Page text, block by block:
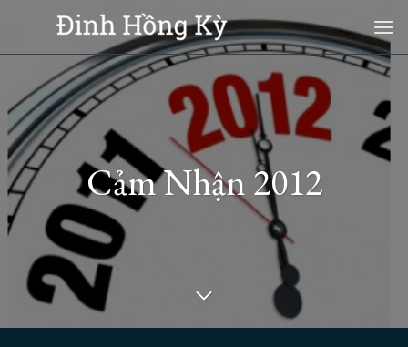
content
Cảm Nhận 2012